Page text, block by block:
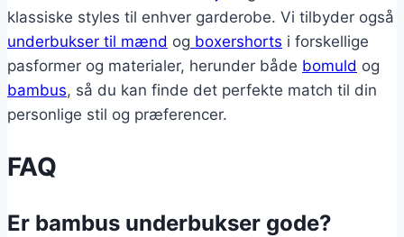
klassiske styles til enhver garderobe. Vi tilbyder også
underbukser til mænd og boxershorts i forskellige
pasformer og materialer, herunder både bomuld og
bambus, så du kan finde det perfekte match til din
personlige stil og præferencer.
FAQ
Er bambus underbukser gode?